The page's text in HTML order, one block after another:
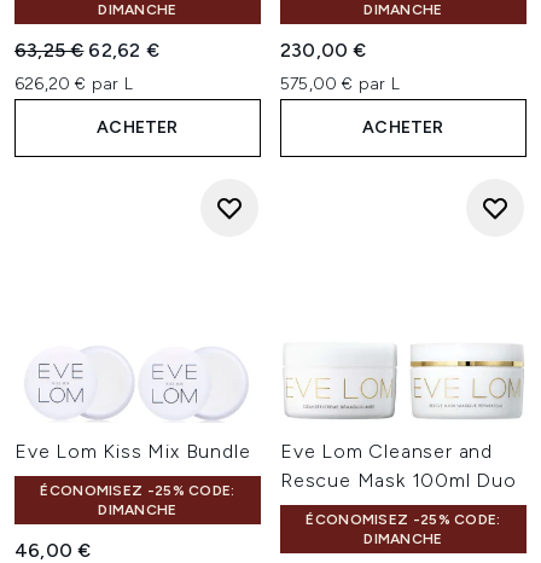
DIMANCHE
Prix de vente :
63,25 € Prix ​​actuel :
62,62 €
626,20 € par L
ACHETER
DIMANCHE
230,00 €
575,00 € par L
ACHETER
Eve Lom Kiss Mix Bundle
ÉCONOMISEZ -25% CODE:
DIMANCHE
46,00 €
Eve Lom Cleanser and
Rescue Mask 100ml Duo
ÉCONOMISEZ -25% CODE:
DIMANCHE